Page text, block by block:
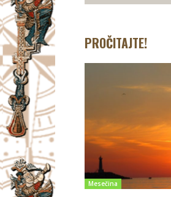
PROČITAJTE!
Mesečina